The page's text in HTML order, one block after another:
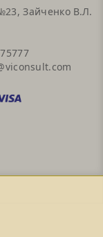
Зайченко В.Л.